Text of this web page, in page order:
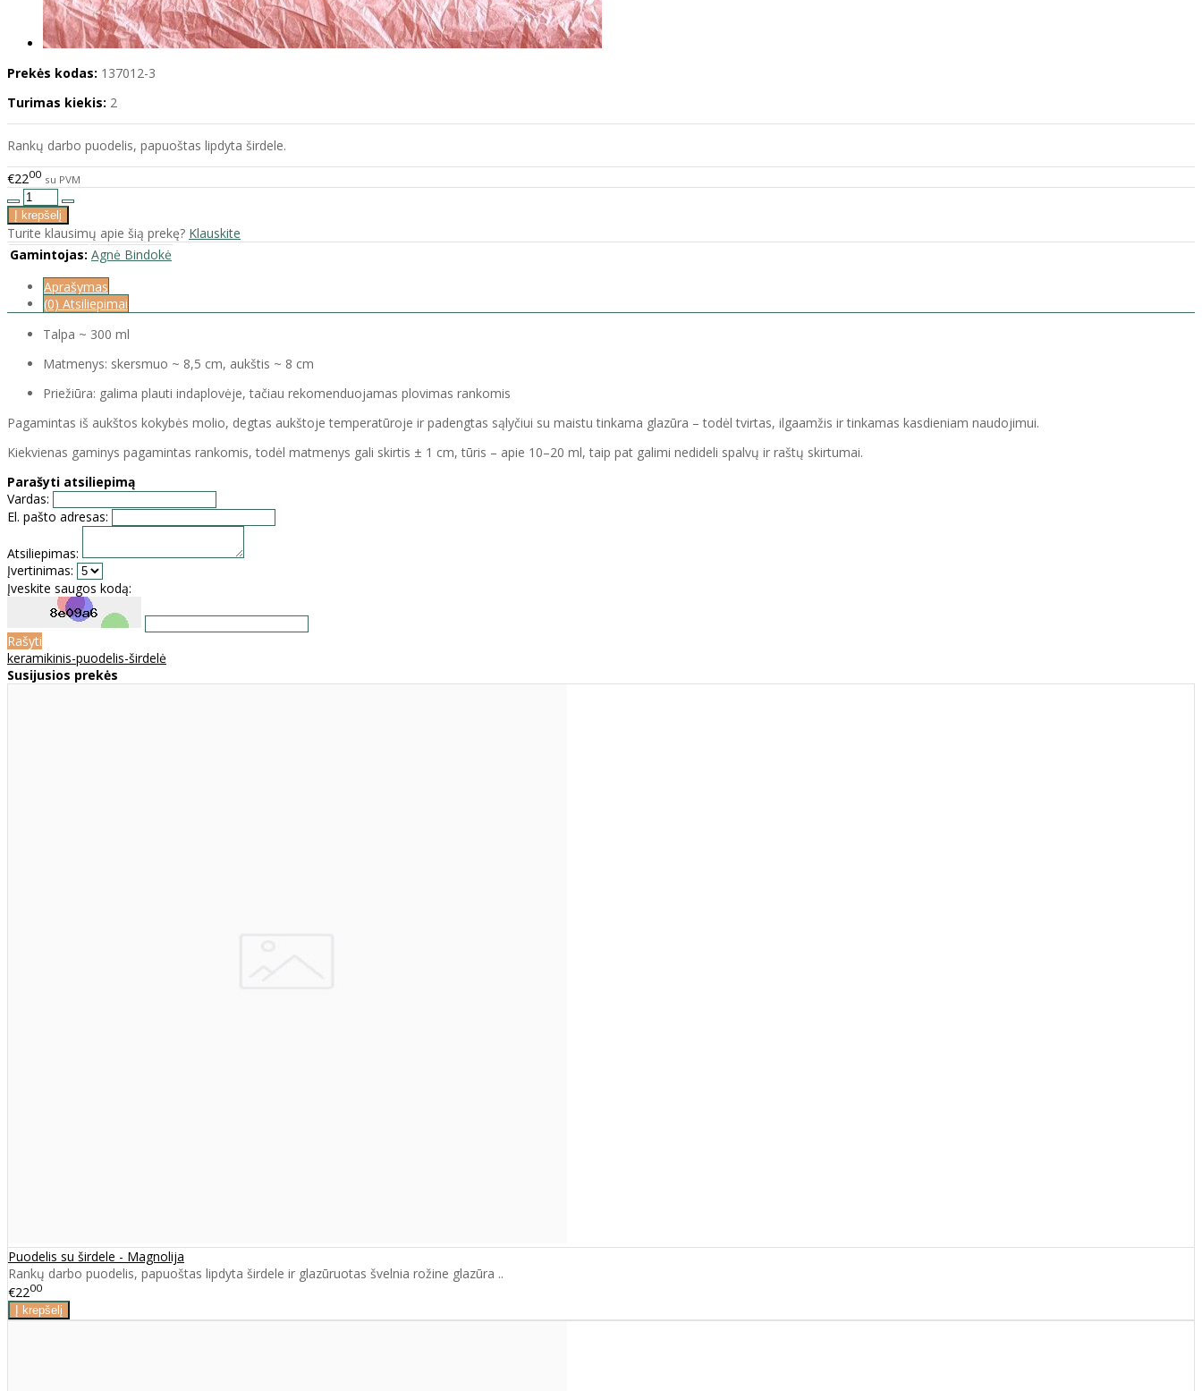
Prekės kodas: 137012-3
Turimas kiekis: 2
Rankų darbo puodelis, papuoštas lipdyta širdele.
€2200 su PVM
Turite klausimų apie šią prekę? Klauskite
Gamintojas: Agnė Bindokė
Aprašymas
(0) Atsiliepimai
Talpa ~ 300 ml
Matmenys: skersmuo ~ 8,5 cm, aukštis ~ 8 cm
Priežiūra: galima plauti indaplovėje, tačiau rekomenduojamas plovimas rankomis
Pagamintas iš aukštos kokybės molio, degtas aukštoje temperatūroje ir padengtas sąlyčiui su maistu tinkama glazūra – todėl tvirtas, ilgaamžis ir tinkamas kasdieniam naudojimui.
Kiekvienas gaminys pagamintas rankomis, todėl matmenys gali skirtis ± 1 cm, tūris – apie 10–20 ml, taip pat galimi nedideli spalvų ir raštų skirtumai.
Parašyti atsiliepimą
Vardas:
El. pašto adresas:
Atsiliepimas:
Įvertinimas:
Įveskite saugos kodą:
Rašyti
keramikinis-puodelis-širdelė
Susijusios prekės
Puodelis su širdele - Magnolija
Rankų darbo puodelis, papuoštas lipdyta širdele ir glazūruotas švelnia rožine glazūra ..
€2200